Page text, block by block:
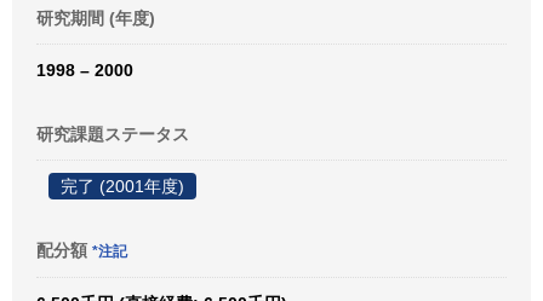
研究期間 (年度)
1998 – 2000
研究課題ステータス
完了 (2001年度)
配分額 *注記